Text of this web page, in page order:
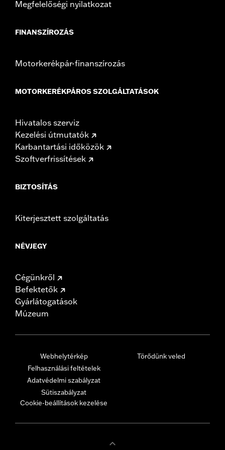
Megfelelőségi nyilatkozat
FINANSZÍROZÁS
Motorkerékpár-finanszírozás
MOTORKERÉKPÁROS SZOLGÁLTATÁSOK
Hivatalos szerviz
Kezelési útmutatók
Karbantartási időközök
Szoftverfrissítések
BIZTOSÍTÁS
Kiterjesztett szolgáltatás
NÉVJEGY
Cégünkről
Befektetők
Gyárlátogatások
Múzeum
Webhelytérkép
Felhasználási feltételek
Adatvédelmi szabályzat
Sütiszabályzat
Cookie-beállítások kezelése
Törődünk veled